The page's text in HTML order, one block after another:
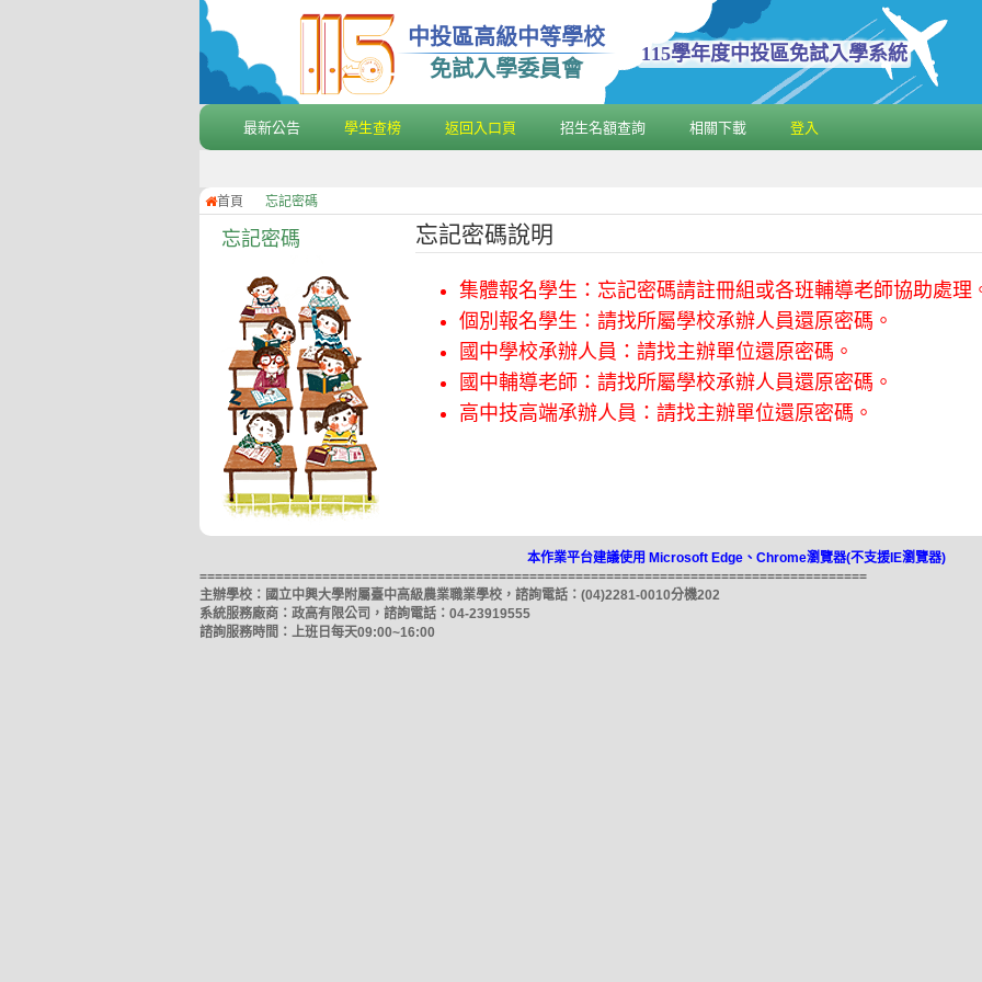
中投區高級中等學校
免試入學委員會
115學年度中投區免試入學系統
最新公告 學生查榜 返回入口頁 招生名額查詢 相關下載 登入
首頁 忘記密碼
忘記密碼 忘記密碼說明
集體報名學生：忘記密碼請註冊組或各班輔導老師協助處理
個別報名學生：請找所屬學校承辦人員還原密碼。
國中學校承辦人員：請找主辦單位還原密碼。
國中輔導老師：請找所屬學校承辦人員還原密碼。
高中技高端承辦人員：請找主辦單位還原密碼。
本作業平台建議使用 Microsoft Edge、Chrome瀏覽器(不支援IE瀏覽器)
=======================================================================================
主辦學校：國立中興大學附屬臺中高級農業職業學校，諮詢電話：(04)2281-0010分機202
系統服務廠商：政高有限公司，諮詢電話：04-23919555
諮詢服務時間：上班日每天09:00~16:00